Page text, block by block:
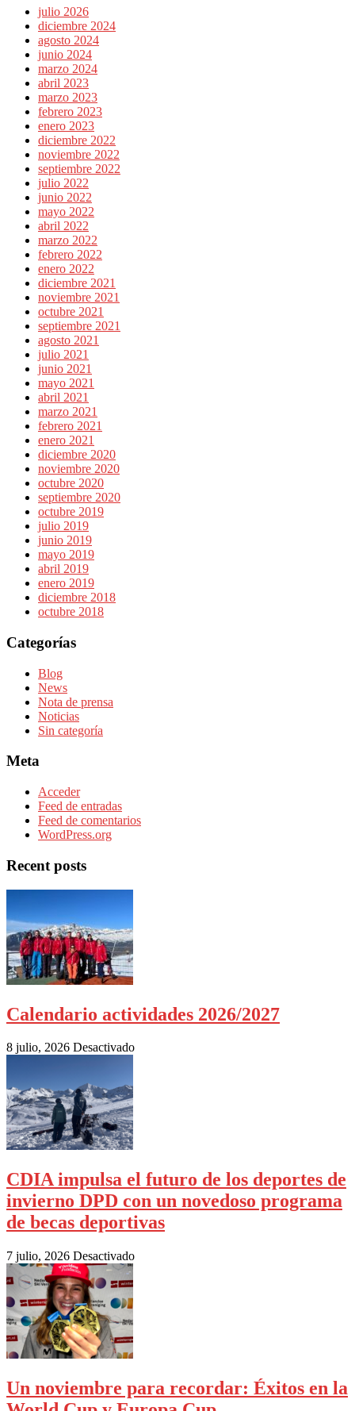
julio 2026
diciembre 2024
agosto 2024
junio 2024
marzo 2024
abril 2023
marzo 2023
febrero 2023
enero 2023
diciembre 2022
noviembre 2022
septiembre 2022
julio 2022
junio 2022
mayo 2022
abril 2022
marzo 2022
febrero 2022
enero 2022
diciembre 2021
noviembre 2021
octubre 2021
septiembre 2021
agosto 2021
julio 2021
junio 2021
mayo 2021
abril 2021
marzo 2021
febrero 2021
enero 2021
diciembre 2020
noviembre 2020
octubre 2020
septiembre 2020
octubre 2019
julio 2019
junio 2019
mayo 2019
abril 2019
enero 2019
diciembre 2018
octubre 2018
Categorías
Blog
News
Nota de prensa
Noticias
Sin categoría
Meta
Acceder
Feed de entradas
Feed de comentarios
WordPress.org
Recent posts
Calendario actividades 2026/2027
8 julio, 2026 Desactivado
CDIA impulsa el futuro de los deportes de
invierno DPD con un novedoso programa
de becas deportivas
7 julio, 2026 Desactivado
Un noviembre para recordar: Éxitos en la